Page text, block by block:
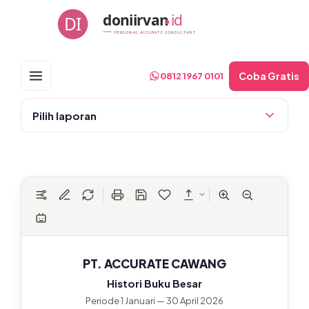
DI doniirvanid
PERSONAL ACCURATE CONSULTANT
0812 1967 0101 Coba Gratis
Pilih laporan
PT. ACCURATE CAWANG
Histori Buku Besar
Periode 1 Januari — 30 April 2026